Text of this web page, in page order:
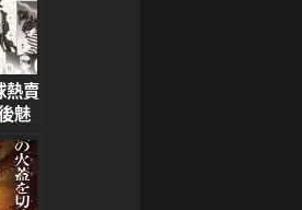
熱賣
魅
」